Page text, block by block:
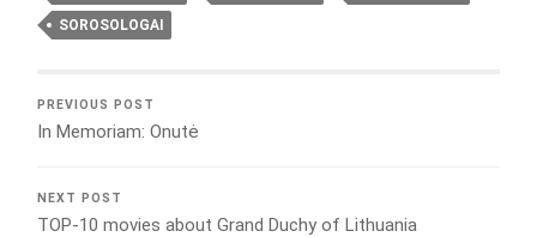
SOROSOLOGAI
PREVIOUS POST
In Memoriam: Onutė
NEXT POST
TOP-10 movies about Grand Duchy of Lithuania